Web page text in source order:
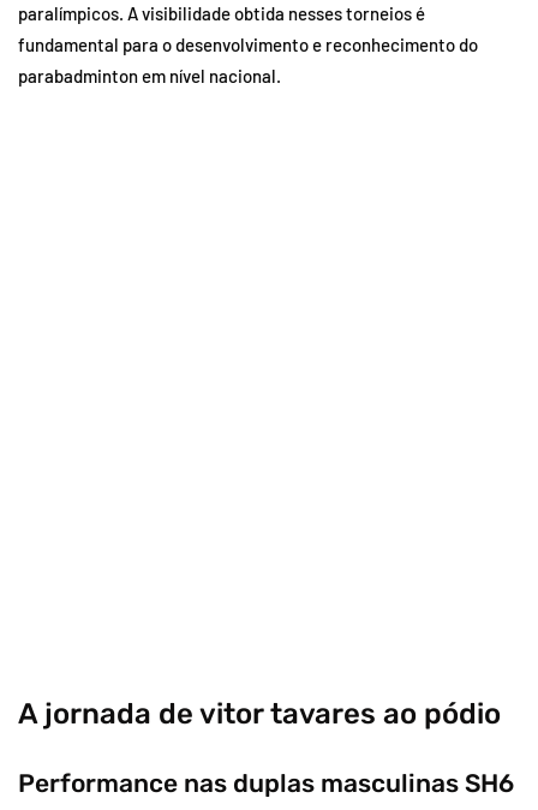
paralímpicos. A visibilidade obtida nesses torneios é
fundamental para o desenvolvimento e reconhecimento do
parabadminton em nível nacional.
A jornada de vitor tavares ao pódio
Performance nas duplas masculinas SH6